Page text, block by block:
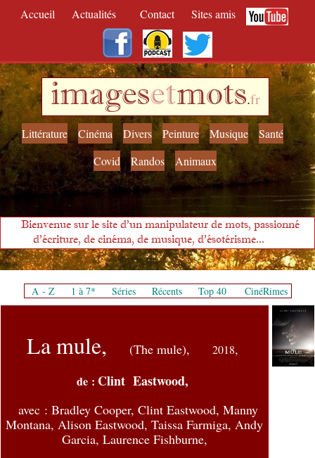
Accueil Actualités Contact Sites amis
imagesetmots.fr
Littérature Cinéma Divers Peinture Musique
Santé
Covid
Randos Animaux
Bienvenue sur le site d'un manipulateur de mots, passionné
d'écriture, de cinéma, de musique, d'ésotérisme...
A - Z 1 à 7* Séries Récents Top 40 CinéRimes
La mule, (The mule), 2018,
de : Clint Eastwood,
avec :Bradley Cooper, Clint Eastwood, Manny
Montana, Alison Eastwood, Taissa Farmiga, Andy
Garcia, Laurence Fishburne,